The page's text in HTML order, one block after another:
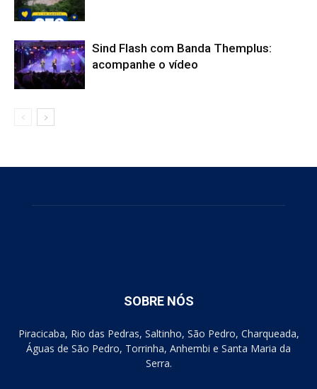
Sind Flash com Banda Themplus:
acompanhe o vídeo
SOBRE NÓS
Piracicaba, Rio das Pedras, Saltinho, São Pedro, Charqueada,
Águas de São Pedro, Torrinha, Anhembi e Santa Maria da
Serra.